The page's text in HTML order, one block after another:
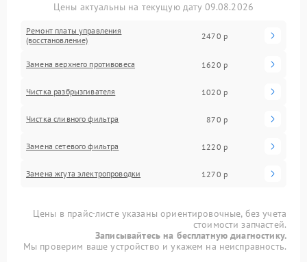
Цены актуальны на текущую дату 09.08.2026
Ремонт платы управления
(восстановление)
2470 р
Замена верхнего противовеса 1620 р
Чистка разбрызгивателя 1020 р
Чистка сливного фильтра 870 р
Замена сетевого фильтра 1220 р
Замена жгута электропроводки 1270 р
Цены в прайс-листе указаны ориентировочные, без учета
стоимости запчастей.
Записывайтесь на бесплатную диагностику.
Мы проверим ваше устройство и укажем на неисправность.